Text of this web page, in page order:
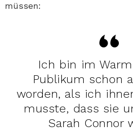
müssen:
Ich bin im
Publikum schon
worden, als ich
musste, dass sie
Sarah Connor